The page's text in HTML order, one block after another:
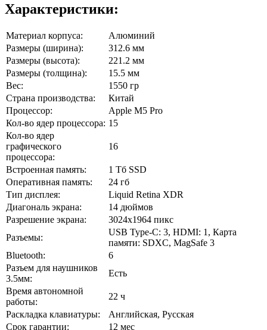
Характеристики:
Материал корпуса:
Алюминий
Размеры (ширина):
312.6 мм
Размеры (высота):
221.2 мм
Размеры (толщина):
15.5 мм
Вес:
1550 гр
Страна производства:
Китай
Процессор:
Apple M5 Pro
Кол-во ядер процессора: 15
Кол-во ядер
графического
процессора:
16
Встроенная память:
1 Тб SSD
Оперативная память:
24 гб
Тип дисплея:
Liquid Retina XDR
Диагональ экрана:
14 дюймов
Разрешение экрана:
3024x1964 пикс
Разъемы:
USB Type-C: 3, HDMI: 1, Карта
памяти: SDXC, MagSafe 3
Bluetooth:
6
Разъем для наушников
3.5мм:
Есть
Время автономной
работы:
22 ч
Раскладка клавиатуры:
Английская, Русская
Срок гарантии:
12 мес